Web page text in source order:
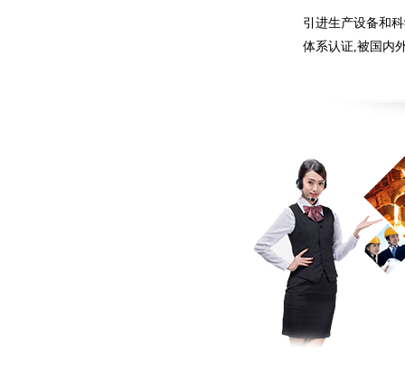
引进生产设备和
体系认证,被国内